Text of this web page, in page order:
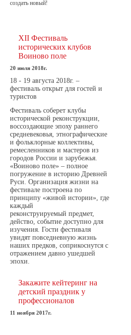
создать новый!
XII Фестиваль
исторических клубов
Воиново поле
20 июля 2018г.
18 - 19 августа 2018г. –
фестиваль открыт для гостей и
туристов
Фестиваль соберет клубы
исторической реконструкции,
воссоздающие эпоху раннего
средневековья, этнографические
и фольклорные коллективы,
ремесленников и мастеров из
городов России и зарубежья.
«Воиново поле» – полное
погружение в историю Древней
Руси. Организация жизни на
фестивале построена по
принципу «живой истории», где
каждый
реконструируемый предмет,
действо, событие доступно для
изучения. Гости фестиваля
увидят повседневную жизнь
наших предков, соприкоснутся с
отражением давно ушедшей
эпохи.
Закажите кейтеринг на
детский праздник у
профессионалов
11 ноября 2017г.